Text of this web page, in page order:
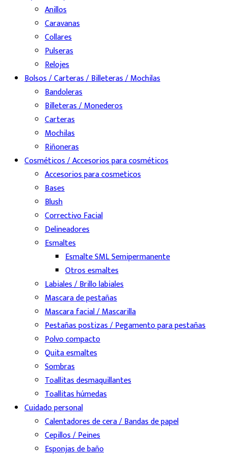
Anillos
Caravanas
Collares
Pulseras
Relojes
Bolsos / Carteras / Billeteras / Mochilas
Bandoleras
Billeteras / Monederos
Carteras
Mochilas
Riñoneras
Cosméticos / Accesorios para cosméticos
Accesorios para cosmeticos
Bases
Blush
Correctivo Facial
Delineadores
Esmaltes
Esmalte SML Semipermanente
Otros esmaltes
Labiales / Brillo labiales
Mascara de pestañas
Mascara facial / Mascarilla
Pestañas postizas / Pegamento para pestañas
Polvo compacto
Quita esmaltes
Sombras
Toallitas desmaquillantes
Toallitas húmedas
Cuidado personal
Calentadores de cera / Bandas de papel
Cepillos / Peines
Esponjas de baño